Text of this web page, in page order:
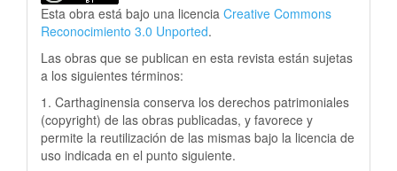
Esta obra está bajo una licencia Creative Commons
Reconocimiento 3.0 Unported.
Las obras que se publican en esta revista están sujetas
a los siguientes términos:
1. Carthaginensia conserva los derechos patrimoniales
(copyright) de las obras publicadas, y favorece y
permite la reutilización de las mismas bajo la licencia de
uso indicada en el punto siguiente.